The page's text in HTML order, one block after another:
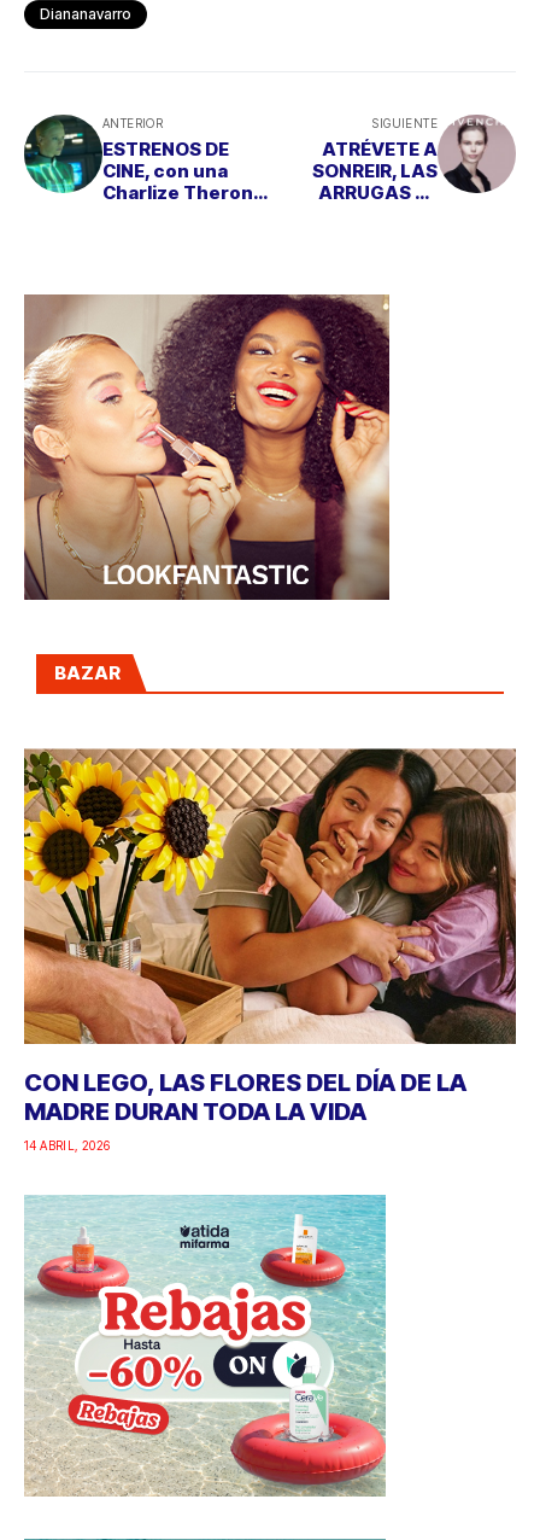
Diananavarro
ANTERIOR
ESTRENOS DE
CINE, con una
Charlize Theron
SIGUIENTE
ATRÉVETE A
SONREIR, LAS
ARRUGAS SE
BAZAR
CON LEGO, LAS FLORES DEL DÍA DE LA
MADRE DURAN TODA LA VIDA
14 ABRIL, 2026